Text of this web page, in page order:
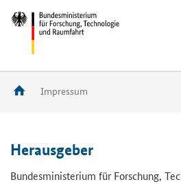
Impressum
Her­aus­ge­ber
Bun­des­mi­nis­te­ri­um für For­schung,